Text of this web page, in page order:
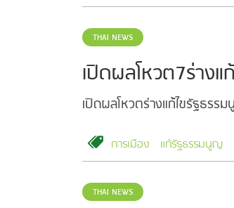
THAI NEWS
เปิดผลโหวต7ร่าง
เปิดผลโหวตร่างแก้ไขรัฐธร
การเมือง แก้รัฐธรรมนูญ
THAI NEWS